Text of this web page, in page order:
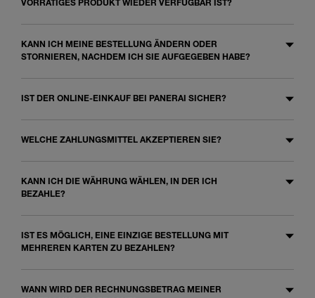
VORRÄTIGES PRODUKT WIEDER VERFÜGBAR IST?
KANN ICH MEINE BESTELLUNG ÄNDERN ODER
STORNIEREN, NACHDEM ICH SIE AUFGEGEBEN HABE?
IST DER ONLINE-EINKAUF BEI PANERAI SICHER?
WELCHE ZAHLUNGSMITTEL AKZEPTIEREN SIE?
KANN ICH DIE WÄHRUNG WÄHLEN, IN DER ICH
BEZAHLE?
IST ES MÖGLICH, EINE EINZIGE BESTELLUNG MIT
MEHREREN KARTEN ZU BEZAHLEN?
WANN WIRD DER RECHNUNGSBETRAG MEINER